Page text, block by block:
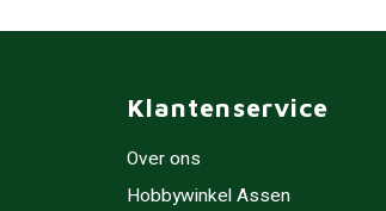
Klantenservice
Over ons
Hobbywinkel Assen